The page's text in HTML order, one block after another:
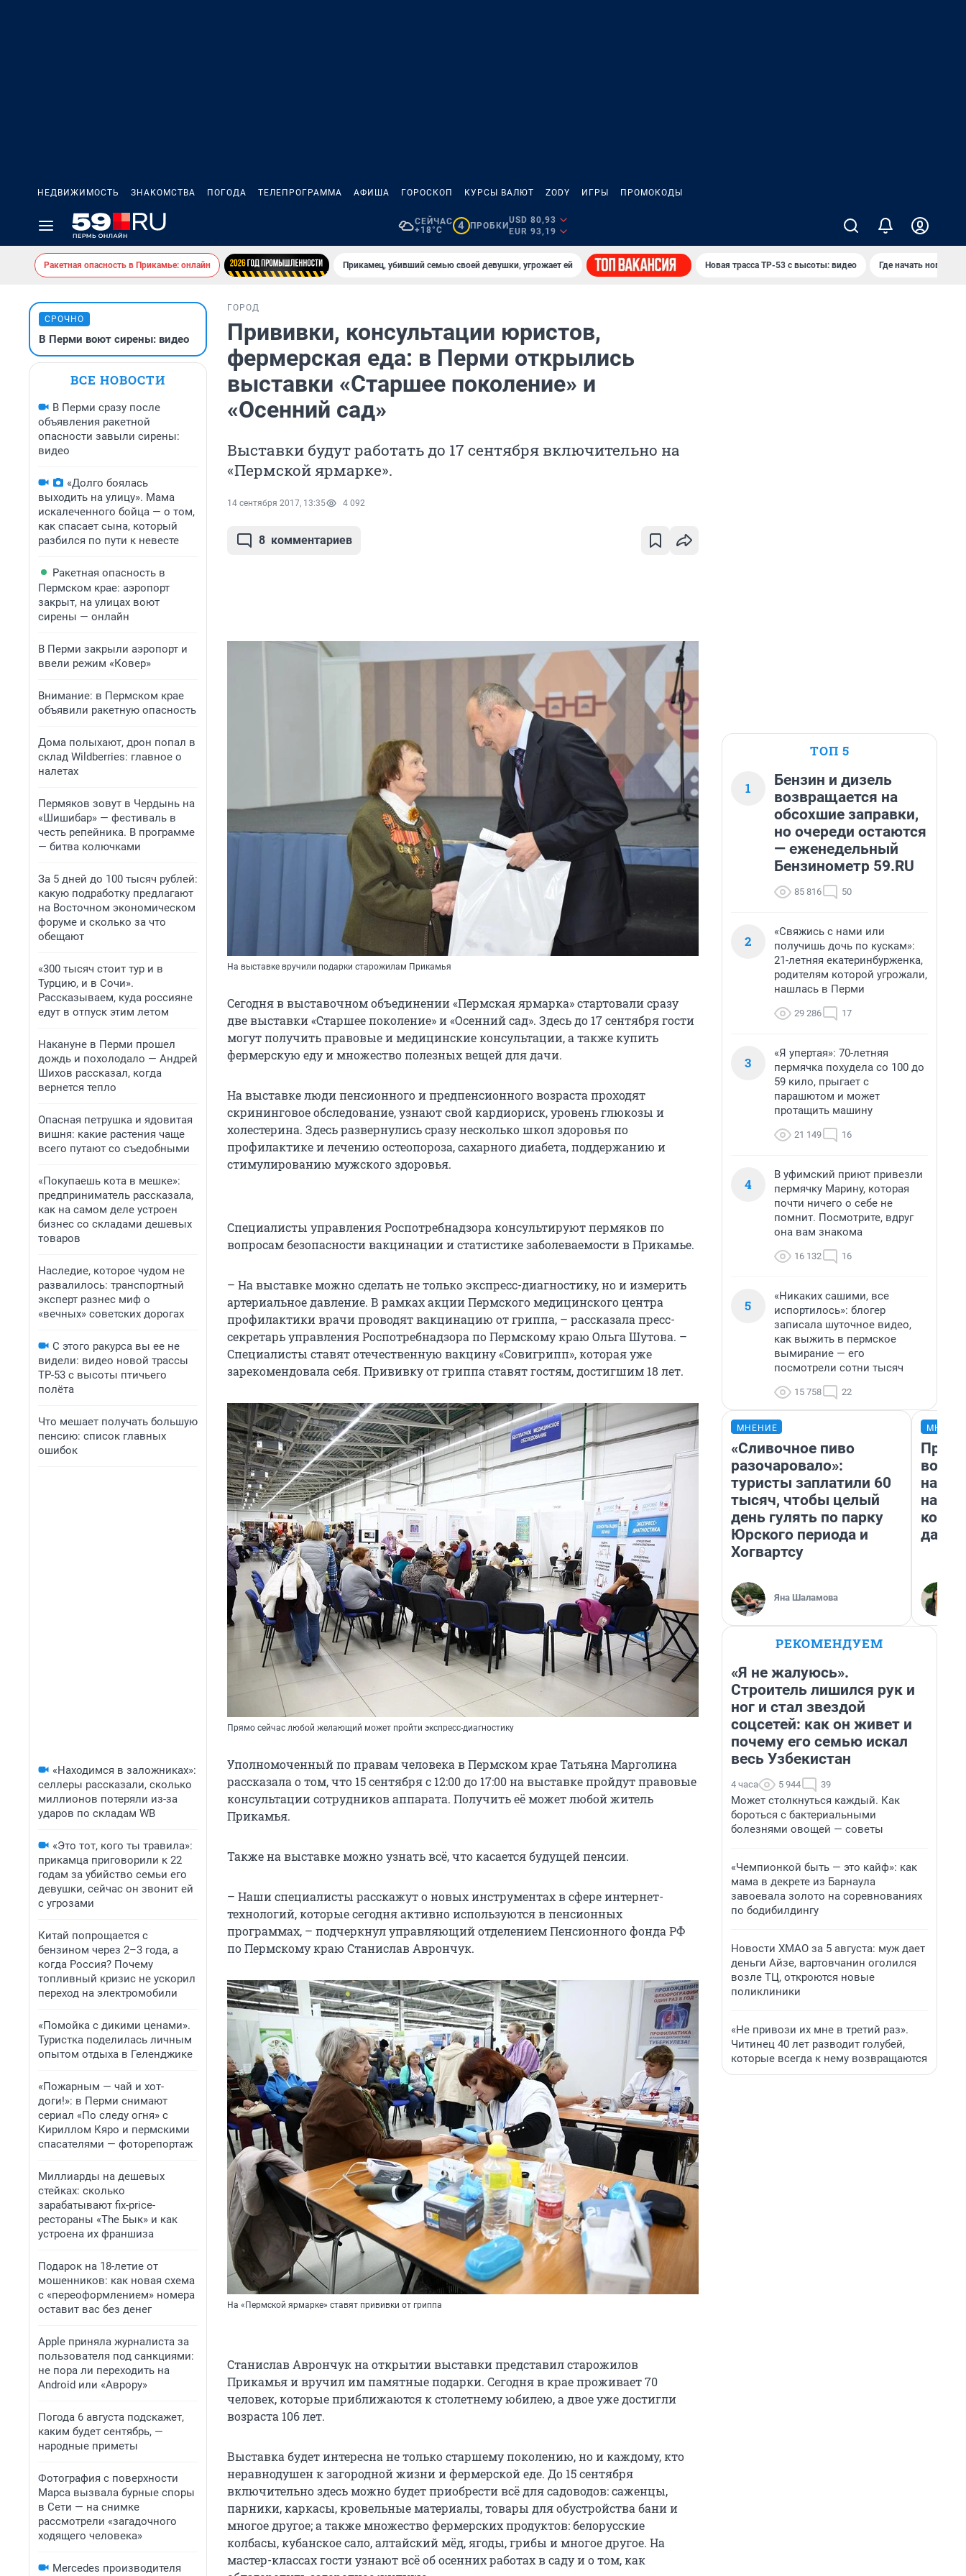
НЕДВИЖИМОСТЬ ЗНАКОМСТВА ПОГОДА ТЕЛЕПРОГРАММА АФИША ГОРОСКОП КУРСЫ ВАЛЮТ ZODY ИГРЫ ПРОМОКОДЫ
СЕЙЧАС
+18°C
4 ПРОБКИ
USD 80,93
EUR 93,19
Ракетная опасность в Прикамье: онлайн Прикамец, убивший семью своей девушки, угрожает ей Новая трасса ТР-53 с высоты: видео Где начать новую
СРОЧНО
В Перми воют сирены: видео
ВСЕ НОВОСТИ
В Перми сразу после
объявления ракетной
опасности завыли сирены:
видео
«Долго боялась
выходить на улицу». Мама
искалеченного бойца — о том,
как спасает сына, который
разбился по пути к невесте
Ракетная опасность в
Пермском крае: аэропорт
закрыт, на улицах воют
сирены — онлайн
В Перми закрыли аэропорт и
ввели режим «Ковер»
Внимание: в Пермском крае
объявили ракетную опасность
Дома полыхают, дрон попал в
склад Wildberries: главное о
налетах
Пермяков зовут в Чердынь на
«Шишибар» — фестиваль в
честь репейника. В программе
— битва колючками
За 5 дней до 100 тысяч рублей:
какую подработку предлагают
на Восточном экономическом
форуме и сколько за что
обещают
«300 тысяч стоит тур и в
Турцию, и в Сочи».
Рассказываем, куда россияне
едут в отпуск этим летом
Накануне в Перми прошел
дождь и похолодало — Андрей
Шихов рассказал, когда
вернется тепло
Опасная петрушка и ядовитая
вишня: какие растения чаще
всего путают со съедобными
«Покупаешь кота в мешке»:
предприниматель рассказала,
как на самом деле устроен
бизнес со складами дешевых
товаров
Наследие, которое чудом не
развалилось: транспортный
эксперт разнес миф о
«вечных» советских дорогах
С этого ракурса вы ее не
видели: видео новой трассы
ТР-53 с высоты птичьего
полёта
Что мешает получать большую
пенсию: список главных
ошибок
«Находимся в заложниках»:
селлеры рассказали, сколько
миллионов потеряли из-за
ударов по складам WB
«Это тот, кого ты травила»:
прикамца приговорили к 22
годам за убийство семьи его
девушки, сейчас он звонит ей
с угрозами
Китай попрощается с
бензином через 2–3 года, а
когда Россия? Почему
топливный кризис не ускорил
переход на электромобили
«Помойка с дикими ценами».
Туристка поделилась личным
опытом отдыха в Геленджике
«Пожарным — чай и хот-
доги!»: в Перми снимают
сериал «По следу огня» с
Кириллом Кяро и пермскими
спасателями — фоторепортаж
Миллиарды на дешевых
стейках: сколько
зарабатывают fix-price-
рестораны «The Бык» и как
устроена их франшиза
Подарок на 18-летие от
мошенников: как новая схема
с «переоформлением» номера
оставит вас без денег
Apple приняла журналиста за
пользователя под санкциями:
не пора ли переходить на
Android или «Аврору»
Погода 6 августа подскажет,
каким будет сентябрь, —
народные приметы
Фотография с поверхности
Марса вызвала бурные споры
в Сети — на снимке
рассмотрели «загадочного
ходящего человека»
Mercedes производителя
ГОРОД
Прививки, консультации юристов,
фермерская еда: в Перми открылись
выставки «Старшее поколение» и
«Осенний сад»
Выставки будут работать до 17 сентября включительно на
«Пермской ярмарке».
14 сентября 2017, 13:35 4 092
8 комментариев
На выставке вручили подарки старожилам Прикамья
Сегодня в выставочном объединении «Пермская ярмарка» стартовали сразу
две выставки «Старшее поколение» и «Осенний сад». Здесь до 17 сентября гости
могут получить правовые и медицинские консультации, а также купить
фермерскую еду и множество полезных вещей для дачи.
На выставке люди пенсионного и предпенсионного возраста проходят
скрининговое обследование, узнают свой кардиориск, уровень глюкозы и
холестерина. Здесь развернулись сразу несколько школ здоровья по
профилактике и лечению остеопороза, сахарного диабета, поддержанию и
стимулированию мужского здоровья.
Специалисты управления Роспотребнадзора консультируют пермяков по
вопросам безопасности вакцинации и статистике заболеваемости в Прикамье.
– На выставке можно сделать не только экспресс-диагностику, но и измерить
артериальное давление. В рамках акции Пермского медицинского центра
профилактики врачи проводят вакцинацию от гриппа, – рассказала пресс-
секретарь управления Роспотребнадзора по Пермскому краю Ольга Шутова. –
Специалисты ставят отечественную вакцину «Совигрипп», которая уже
зарекомендовала себя. Прививку от гриппа ставят гостям, достигшим 18 лет.
Прямо сейчас любой желающий может пройти экспресс-диагностику
Уполномоченный по правам человека в Пермском крае Татьяна Марголина
рассказала о том, что 15 сентября с 12:00 до 17:00 на выставке пройдут правовые
консультации сотрудников аппарата. Получить её может любой житель
Прикамья.
Также на выставке можно узнать всё, что касается будущей пенсии.
– Наши специалисты расскажут о новых инструментах в сфере интернет-
технологий, которые сегодня активно используются в пенсионных
программах, – подчеркнул управляющий отделением Пенсионного фонда РФ
по Пермскому краю Станислав Аврончук.
На «Пермской ярмарке» ставят прививки от гриппа
Станислав Аврончук на открытии выставки представил старожилов
Прикамья и вручил им памятные подарки. Сегодня в крае проживает 70
человек, которые приближаются к столетнему юбилею, а двое уже достигли
возраста 106 лет.
Выставка будет интересна не только старшему поколению, но и каждому, кто
неравнодушен к загородной жизни и фермерской еде. До 15 сентября
включительно здесь можно будет приобрести всё для садоводов: саженцы,
парники, каркасы, кровельные материалы, товары для обустройства бани и
многое другое; а также множество фермерских продуктов: белорусские
колбасы, кубанское сало, алтайский мёд, ягоды, грибы и многое другое. На
мастер-классах гости узнают всё об осенних работах в саду и о том, как
ТОП 5
1
Бензин и дизель
возвращается на
обсохшие заправки,
но очереди остаются
— еженедельный
Бензинометр 59.RU
85 816 50
2
«Свяжись с нами или
получишь дочь по кускам»:
21-летняя екатеринбурженка,
родителям которой угрожали,
нашлась в Перми
29 286 17
3
«Я упертая»: 70-летняя
пермячка похудела со 100 до
59 кило, прыгает с
парашютом и может
протащить машину
21 149 16
4
В уфимский приют привезли
пермячку Марину, которая
почти ничего о себе не
помнит. Посмотрите, вдруг
она вам знакома
16 132 16
5
«Никаких сашими, все
испортилось»: блогер
записала шуточное видео,
как выжить в пермское
вымирание — его
посмотрели сотни тысяч
15 758 22
МНЕНИЕ
«Сливочное пиво
разочаровало»:
туристы заплатили 60
тысяч, чтобы целый
день гулять по парку
Юрского периода и
Хогвартсу
Яна Шаламова
нам
даже
РЕКОМЕНДУЕМ
«Я не жалуюсь».
Строитель лишился рук и
ног и стал звездой
соцсетей: как он живет и
почему его семью искал
весь Узбекистан
4 часа 5 944 39
Может столкнуться каждый. Как
бороться с бактериальными
болезнями овощей — советы
«Чемпионкой быть — это кайф»: как
мама в декрете из Барнаула
завоевала золото на соревнованиях
по бодибилдингу
Новости ХМАО за 5 августа: муж дает
деньги Айзе, вартовчанин оголился
возле ТЦ, откроются новые
поликлиники
«Не привози их мне в третий раз».
Читинец 40 лет разводит голубей,
которые всегда к нему возвращаются